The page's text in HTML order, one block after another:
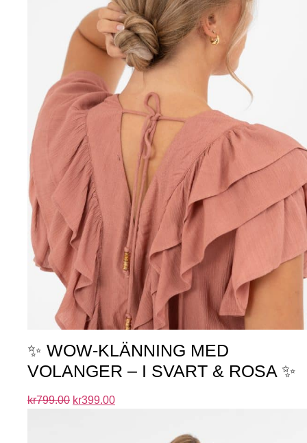
✨ WOW-KLÄNNING MED
VOLANGER – I SVART & ROSA ✨
kr799.00 kr399.00